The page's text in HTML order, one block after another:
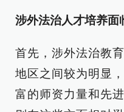
涉外法治人才培养面
首先，涉外法治教
地区之间较为明显
富的师资力量和先